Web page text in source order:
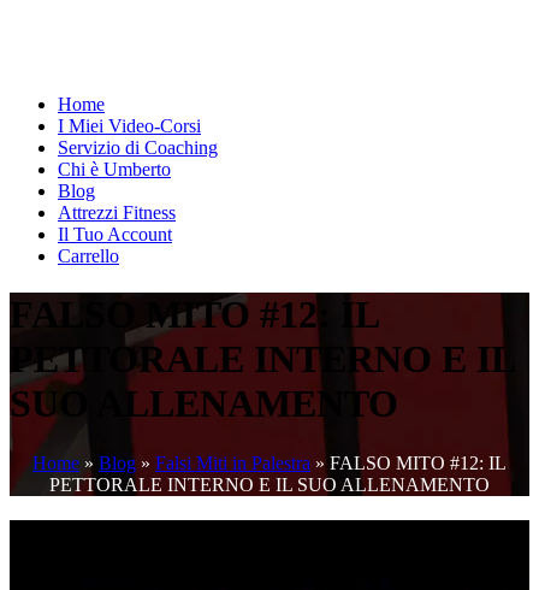
Home
I Miei Video-Corsi
Servizio di Coaching
Chi è Umberto
Blog
Attrezzi Fitness
Il Tuo Account
Carrello
FALSO MITO #12: IL
PETTORALE INTERNO E IL
SUO ALLENAMENTO
Home » Blog » Falsi Miti in Palestra » FALSO MITO #12: IL
PETTORALE INTERNO E IL SUO ALLENAMENTO